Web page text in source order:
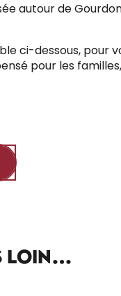
autour de
ci-dessous, pour
pour les
LOIN…